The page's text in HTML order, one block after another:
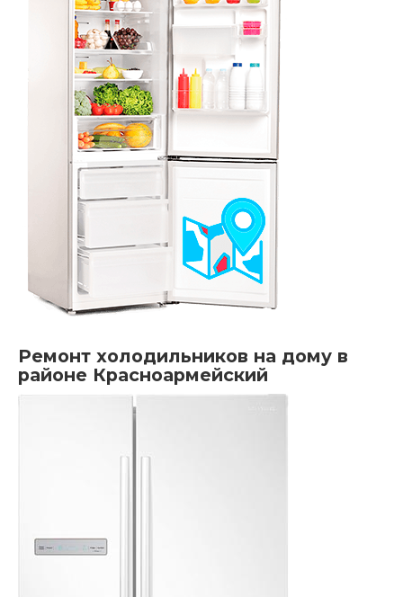
Ремонт холодильников на дому в
районе Красноармейский